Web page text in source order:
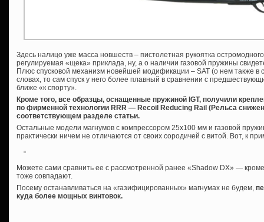
Здесь налицо уже масса новшеств – пистолетная рукоятка
регулируемая «щека» приклада, ну, а о наличии газовой пружины
Плюс спусковой механизм новейшей модификации – SAT (о нем также в
словах, то сам спуск у него более плавный в сравнении с
ближе «к спорту».
Кроме того, все образцы, оснащенные пружиной IGT, получили
по фирменной технологии RRR — Recoil Reducing Rail (Рельса
соответствующем разделе статьи.
Остальные модели магнумов с компрессором 25х100 мм и газовой
практически ничем не отличаются от своих сородичей с витой. Вот, к
Можете сами сравнить ее с рассмотренной ранее «Shadow DX» —
тоже совпадают.
Посему останавливаться на «газифицированных» магнумах не будем,
куда более мощных винтовок.